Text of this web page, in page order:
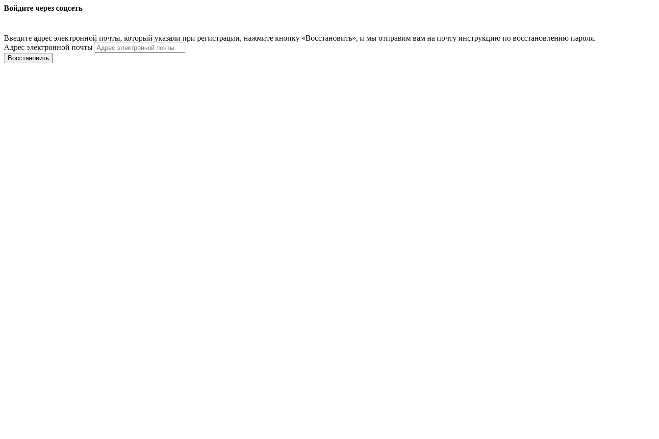
Войдите через соцсеть
Введите адрес электронной почты, который указали при регистрации, нажмите кнопку «Восстановить», и мы отправим вам на почту инструкцию по восстановлению пароля.
Адрес электронной почты